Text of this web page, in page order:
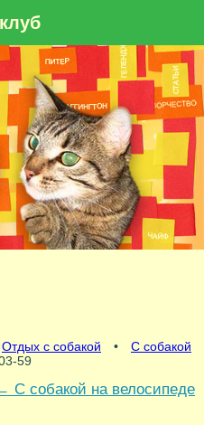
Отдых с собакой •
С собакой
59
С собакой на велосипеде